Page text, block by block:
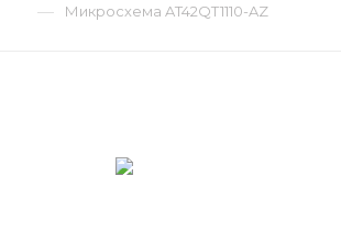
— Микросхема AT42QT1110-AZ